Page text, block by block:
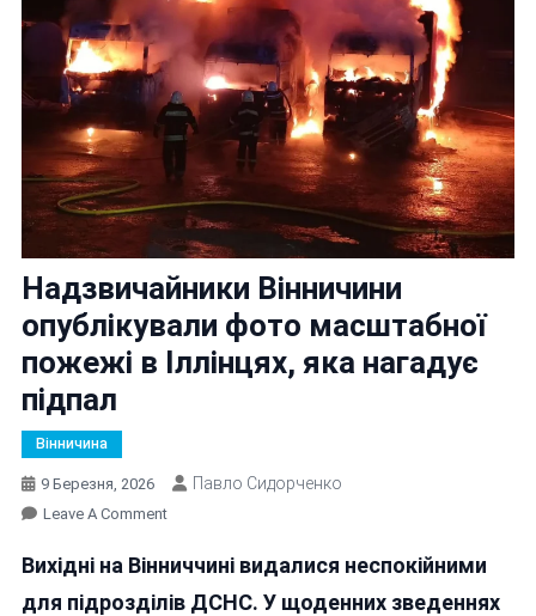
Надзвичайники Вінничини
опублікували фото масштабної
пожежі в Іллінцях, яка нагадує
підпал
Вінничина
9 Березня, 2026 Павло Сидорченко
Leave A CommentOn
Вінничини
Опублікували
Вихідні на Вінниччині видалися неспокійними
для підрозділів ДСНС. У щоденних зведеннях